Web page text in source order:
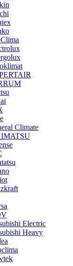
Climate
Electric
Heavy